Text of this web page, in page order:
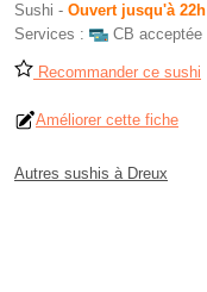
Sushi - Ouvert jusqu'à 22h
Services :
CB acceptée
Recommander ce sushi
Améliorer cette fiche
Autres sushis à Dreux